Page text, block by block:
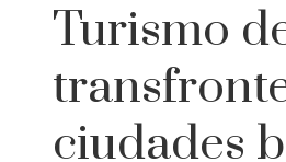
Turismo
ciudades